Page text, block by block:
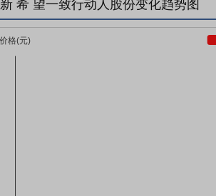
新 希 望一致行动人股份变化趋势图